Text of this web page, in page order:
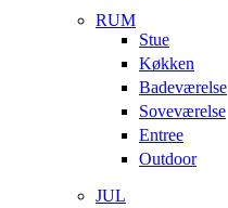
RUM
Stue
Køkken
Badeværelse
Soveværelse
Entree
Outdoor
JUL